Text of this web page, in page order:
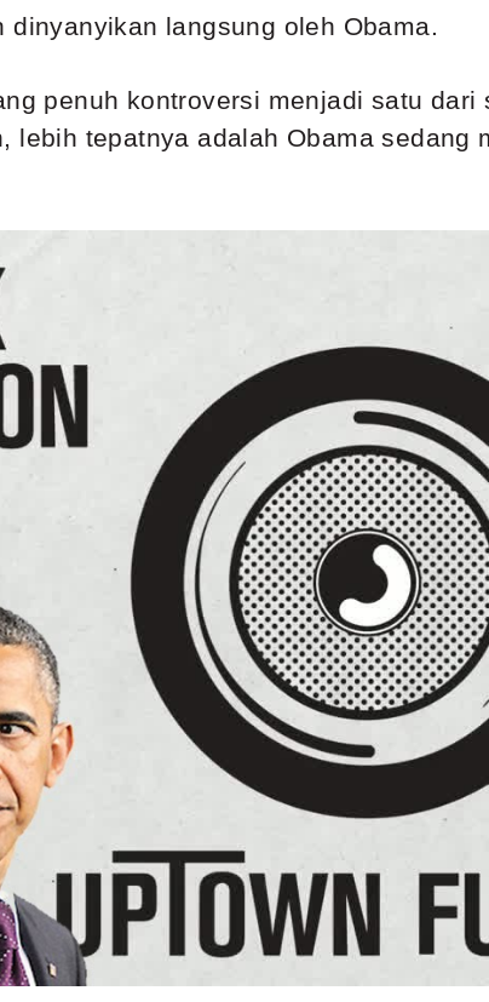
langsung oleh Obama.
penuh kontroversi menjadi satu
lebih tepatnya adalah Obama sedang